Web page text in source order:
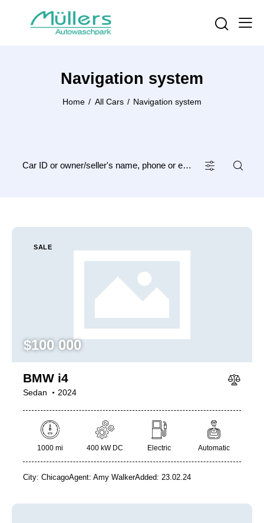
Navigation system
Home All Cars Navigation system
1000
2012
Climate control (7)
Heated seats (5)
Keyless entry (6)
Leather seats (6)
Navigation system (8)
Power windows (2)
Winter tires (2)
SALE
$100 000
BMW i4
Sedan 2024
1000 mi 400 kW DC Electric Automatic
City: ChicagoAgent: Amy WalkerAdded: 23.02.24